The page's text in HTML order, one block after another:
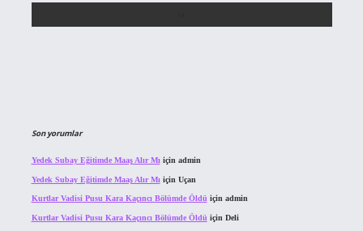
Son yorumlar
Yedek Subay Eğitimde Maaş Alır Mı için admin
Yedek Subay Eğitimde Maaş Alır Mı için Uçan
Kurtlar Vadisi Pusu Kara Kaçıncı Bölümde Öldü için admin
Kurtlar Vadisi Pusu Kara Kaçıncı Bölümde Öldü için Deli